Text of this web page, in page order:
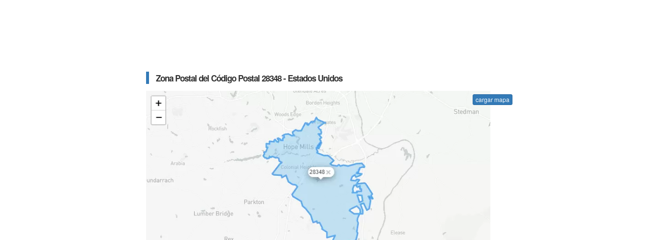
Zona Postal del Código Postal 28348 - Estados Unidos
cargar mapa